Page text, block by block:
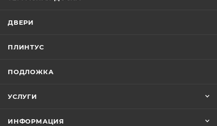
ДВЕРИ
ПЛИНТУС
ПОДЛОЖКА
УСЛУГИ
ИНФОРМАЦИЯ